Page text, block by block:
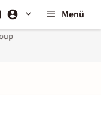
Menü